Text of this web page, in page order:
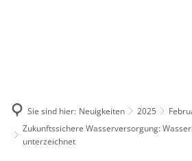
Sie sind hier: Neuigkeiten 2025
Zukunftssichere Wasserversorgung:
unterzeichnet